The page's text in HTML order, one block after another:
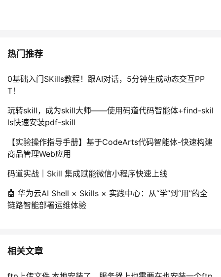
热门推荐
0基础入门SKills教程！跟AI对话，5分钟生成动态交互PP
T！
玩转skill，成为skill大师——使用码道代码智能体+find-skil
ls快速安装pdf-skill
【实验操作指导手册】基于CodeArts代码智能体-快速构建
商品管理Web应用
码道实战｜Skill 集成赋能微信小程序快速上线
🤖 华为云AI Shell × Skills × 实践中心：从“学”到“用”的全
链路智能部署运维体验
相关文章